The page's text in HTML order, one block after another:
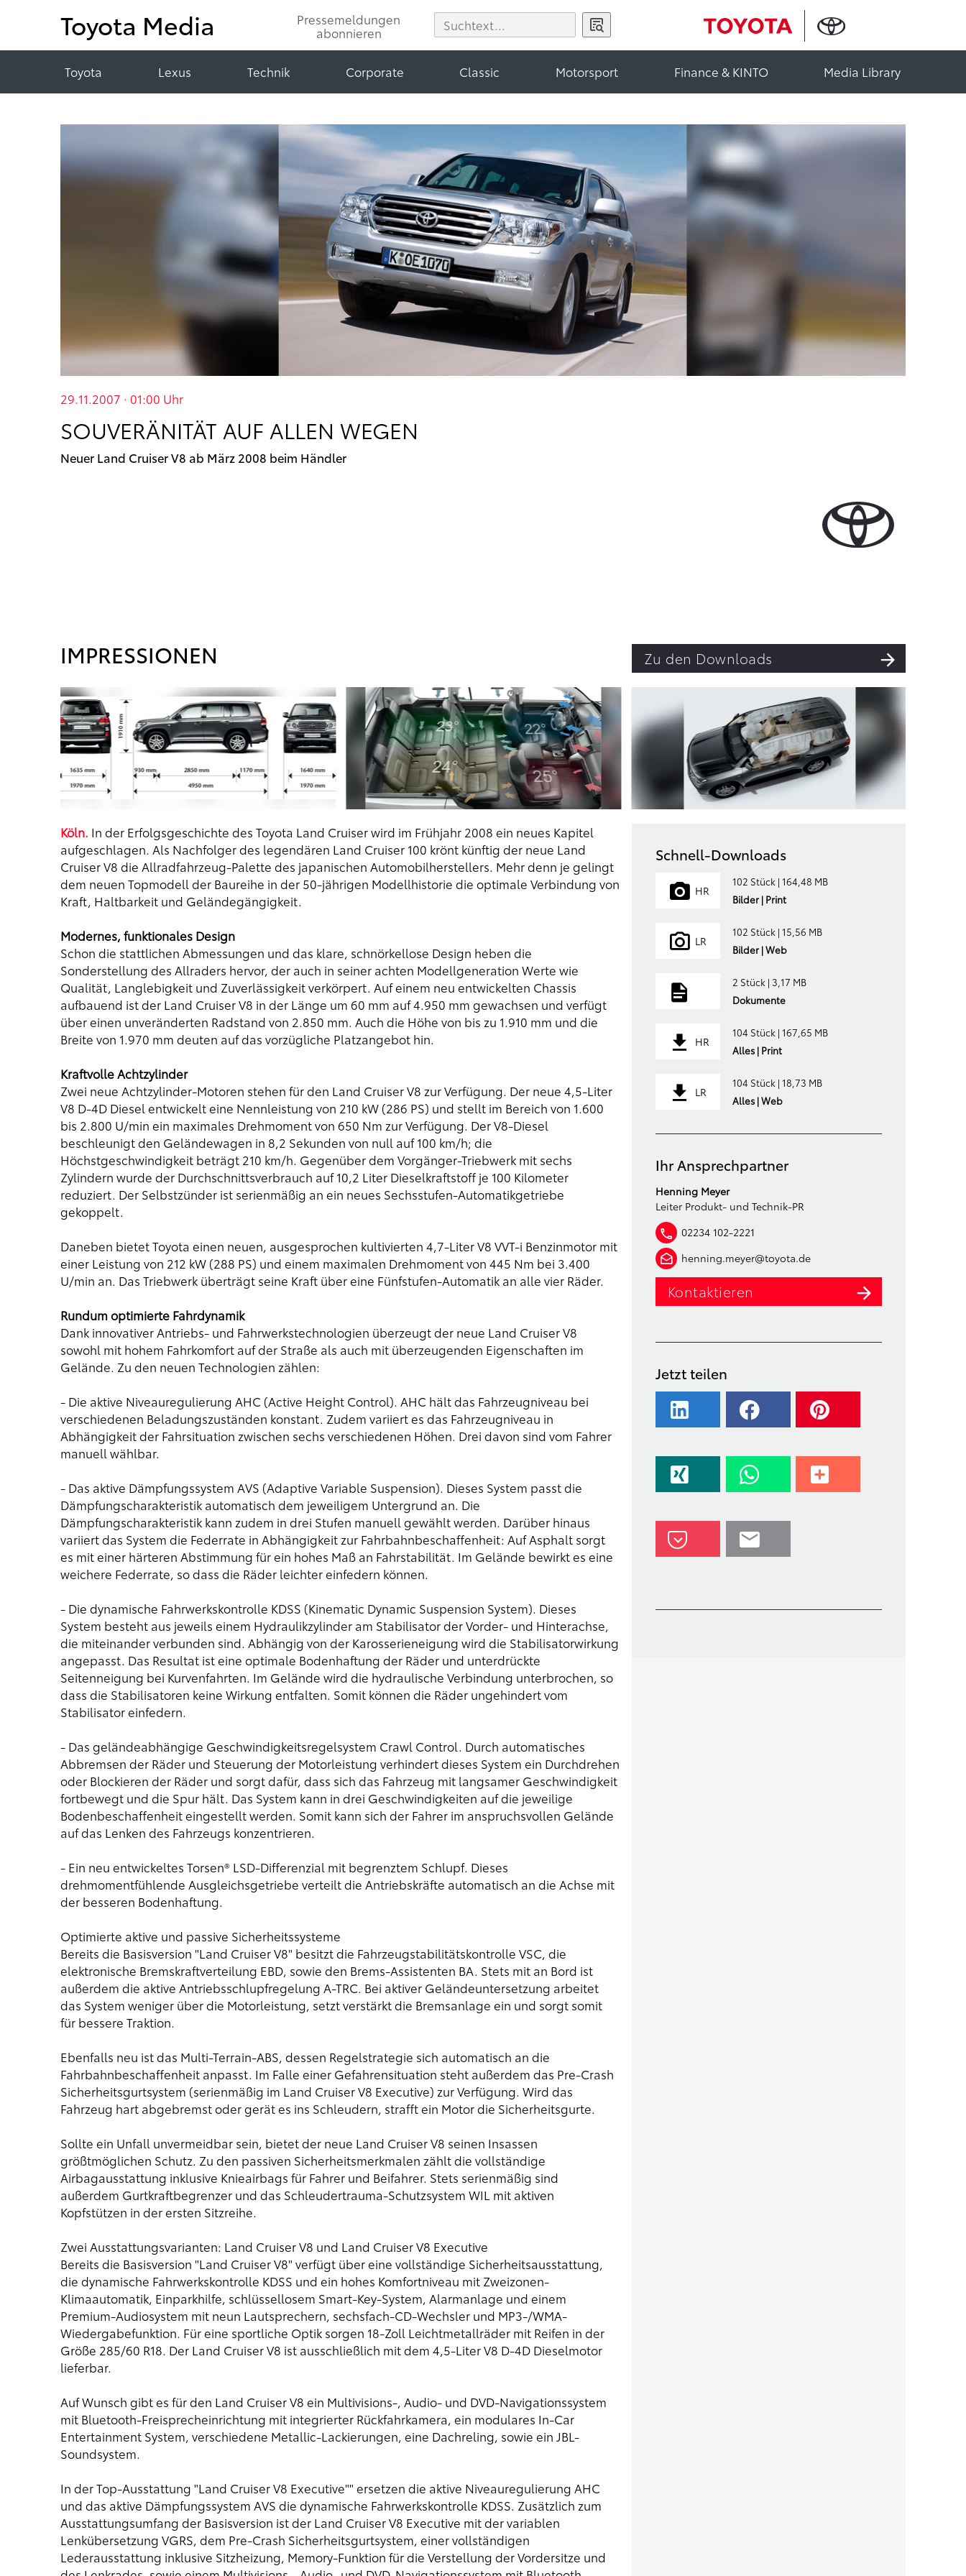
Toyota Media
Pressemeldungen
abonnieren
Toyota Lexus Technik Corporate Classic Motorsport Finance & KINTO Media Library
29.11.2007 · 01:00 Uhr
SOUVERÄNITÄT AUF ALLEN WEGEN
Neuer Land Cruiser V8 ab März 2008 beim Händler
IMPRESSIONEN Zu den Downloads
Köln. In der Erfolgsgeschichte des Toyota Land Cruiser wird im Frühjahr 2008 ein neues Kapitel
aufgeschlagen. Als Nachfolger des legendären Land Cruiser 100 krönt künftig der neue Land
Cruiser V8 die Allradfahrzeug-Palette des japanischen Automobilherstellers. Mehr denn je gelingt
dem neuen Topmodell der Baureihe in der 50-jährigen Modellhistorie die optimale Verbindung von
Kraft, Haltbarkeit und Geländegängigkeit.
Modernes, funktionales Design
Schon die stattlichen Abmessungen und das klare, schnörkellose Design heben die
Sonderstellung des Allraders hervor, der auch in seiner achten Modellgeneration Werte wie
Qualität, Langlebigkeit und Zuverlässigkeit verkörpert. Auf einem neu entwickelten Chassis
aufbauend ist der Land Cruiser V8 in der Länge um 60 mm auf 4.950 mm gewachsen und verfügt
über einen unveränderten Radstand von 2.850 mm. Auch die Höhe von bis zu 1.910 mm und die
Breite von 1.970 mm deuten auf das vorzügliche Platzangebot hin.
Kraftvolle Achtzylinder
Zwei neue Achtzylinder-Motoren stehen für den Land Cruiser V8 zur Verfügung. Der neue 4,5-Liter
V8 D-4D Diesel entwickelt eine Nennleistung von 210 kW (286 PS) und stellt im Bereich von 1.600
bis 2.800 U/min ein maximales Drehmoment von 650 Nm zur Verfügung. Der V8-Diesel
beschleunigt den Geländewagen in 8,2 Sekunden von null auf 100 km/h; die
Höchstgeschwindigkeit beträgt 210 km/h. Gegenüber dem Vorgänger-Triebwerk mit sechs
Zylindern wurde der Durchschnittsverbrauch auf 10,2 Liter Dieselkraftstoff je 100 Kilometer
reduziert. Der Selbstzünder ist serienmäßig an ein neues Sechsstufen-Automatikgetriebe
gekoppelt.
Daneben bietet Toyota einen neuen, ausgesprochen kultivierten 4,7-Liter V8 VVT-i Benzinmotor mit
einer Leistung von 212 kW (288 PS) und einem maximalen Drehmoment von 445 Nm bei 3.400
U/min an. Das Triebwerk überträgt seine Kraft über eine Fünfstufen-Automatik an alle vier Räder.
Rundum optimierte Fahrdynamik
Dank innovativer Antriebs- und Fahrwerkstechnologien überzeugt der neue Land Cruiser V8
sowohl mit hohem Fahrkomfort auf der Straße als auch mit überzeugenden Eigenschaften im
Gelände. Zu den neuen Technologien zählen:
- Die aktive Niveauregulierung AHC (Active Height Control). AHC hält das Fahrzeugniveau bei
verschiedenen Beladungszuständen konstant. Zudem variiert es das Fahrzeugniveau in
Abhängigkeit der Fahrsituation zwischen sechs verschiedenen Höhen. Drei davon sind vom Fahrer
manuell wählbar.
- Das aktive Dämpfungssystem AVS (Adaptive Variable Suspension). Dieses System passt die
Dämpfungscharakteristik automatisch dem jeweiligem Untergrund an. Die
Dämpfungscharakteristik kann zudem in drei Stufen manuell gewählt werden. Darüber hinaus
variiert das System die Federrate in Abhängigkeit zur Fahrbahnbeschaffenheit: Auf Asphalt sorgt
es mit einer härteren Abstimmung für ein hohes Maß an Fahrstabilität. Im Gelände bewirkt es eine
weichere Federrate, so dass die Räder leichter einfedern können.
- Die dynamische Fahrwerkskontrolle KDSS (Kinematic Dynamic Suspension System). Dieses
System besteht aus jeweils einem Hydraulikzylinder am Stabilisator der Vorder- und Hinterachse,
die miteinander verbunden sind. Abhängig von der Karosserieneigung wird die Stabilisatorwirkung
angepasst. Das Resultat ist eine optimale Bodenhaftung der Räder und unterdrückte
Seitenneigung bei Kurvenfahrten. Im Gelände wird die hydraulische Verbindung unterbrochen, so
dass die Stabilisatoren keine Wirkung entfalten. Somit können die Räder ungehindert vom
Stabilisator einfedern.
- Das geländeabhängige Geschwindigkeitsregelsystem Crawl Control. Durch automatisches
Abbremsen der Räder und Steuerung der Motorleistung verhindert dieses System ein Durchdrehen
oder Blockieren der Räder und sorgt dafür, dass sich das Fahrzeug mit langsamer Geschwindigkeit
fortbewegt und die Spur hält. Das System kann in drei Geschwindigkeiten auf die jeweilige
Bodenbeschaffenheit eingestellt werden. Somit kann sich der Fahrer im anspruchsvollen Gelände
auf das Lenken des Fahrzeugs konzentrieren.
- Ein neu entwickeltes Torsen® LSD-Differenzial mit begrenztem Schlupf. Dieses
drehmomentfühlende Ausgleichsgetriebe verteilt die Antriebskräfte automatisch an die Achse mit
der besseren Bodenhaftung.
Optimierte aktive und passive Sicherheitssysteme
Bereits die Basisversion "Land Cruiser V8" besitzt die Fahrzeugstabilitätskontrolle VSC, die
elektronische Bremskraftverteilung EBD, sowie den Brems-Assistenten BA. Stets mit an Bord ist
außerdem die aktive Antriebsschlupfregelung A-TRC. Bei aktiver Geländeuntersetzung arbeitet
das System weniger über die Motorleistung, setzt verstärkt die Bremsanlage ein und sorgt somit
für bessere Traktion.
Ebenfalls neu ist das Multi-Terrain-ABS, dessen Regelstrategie sich automatisch an die
Fahrbahnbeschaffenheit anpasst. Im Falle einer Gefahrensituation steht außerdem das Pre-Crash
Sicherheitsgurtsystem (serienmäßig im Land Cruiser V8 Executive) zur Verfügung. Wird das
Fahrzeug hart abgebremst oder gerät es ins Schleudern, strafft ein Motor die Sicherheitsgurte.
Sollte ein Unfall unvermeidbar sein, bietet der neue Land Cruiser V8 seinen Insassen
größtmöglichen Schutz. Zu den passiven Sicherheitsmerkmalen zählt die vollständige
Airbagausstattung inklusive Knieairbags für Fahrer und Beifahrer. Stets serienmäßig sind
außerdem Gurtkraftbegrenzer und das Schleudertrauma-Schutzsystem WIL mit aktiven
Kopfstützen in der ersten Sitzreihe.
Zwei Ausstattungsvarianten: Land Cruiser V8 und Land Cruiser V8 Executive
Bereits die Basisversion "Land Cruiser V8" verfügt über eine vollständige Sicherheitsausstattung,
die dynamische Fahrwerkskontrolle KDSS und ein hohes Komfortniveau mit Zweizonen-
Klimaautomatik, Einparkhilfe, schlüssellosem Smart-Key-System, Alarmanlage und einem
Premium-Audiosystem mit neun Lautsprechern, sechsfach-CD-Wechsler und MP3-/WMA-
Wiedergabefunktion. Für eine sportliche Optik sorgen 18-Zoll Leichtmetallräder mit Reifen in der
Größe 285/60 R18. Der Land Cruiser V8 ist ausschließlich mit dem 4,5-Liter V8 D-4D Dieselmotor
lieferbar.
Auf Wunsch gibt es für den Land Cruiser V8 ein Multivisions-, Audio- und DVD-Navigationssystem
mit Bluetooth-Freisprecheinrichtung mit integrierter Rückfahrkamera, ein modulares In-Car
Entertainment System, verschiedene Metallic-Lackierungen, eine Dachreling, sowie ein JBL-
Soundsystem.
In der Top-Ausstattung "Land Cruiser V8 Executive"" ersetzen die aktive Niveauregulierung AHC
und das aktive Dämpfungssystem AVS die dynamische Fahrwerkskontrolle KDSS. Zusätzlich zum
Ausstattungsumfang der Basisversion ist der Land Cruiser V8 Executive mit der variablen
Lenkübersetzung VGRS, dem Pre-Crash Sicherheitsgurtsystem, einer vollständigen
Lederausstattung inklusive Sitzheizung, Memory-Funktion für die Verstellung der Vordersitze und
Schnell-Downloads
HR
102 Stück | 164,48 MB
Bilder | Print
LR
102 Stück | 15,56 MB
Bilder | Web
2 Stück | 3,17 MB
Dokumente
HR
104 Stück | 167,65 MB
Alles | Print
LR
104 Stück | 18,73 MB
Alles | Web
Ihr Ansprechpartner
Henning Meyer
Leiter Produkt- und Technik-PR
02234 102-2221
henning.meyer@toyota.de
Kontaktieren
Jetzt teilen